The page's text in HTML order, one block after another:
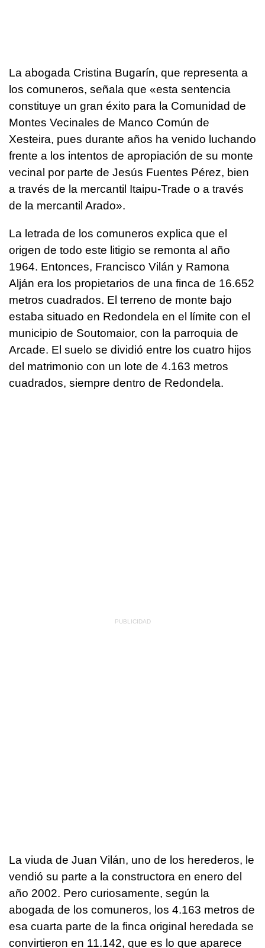
La abogada Cristina Bugarín, que representa a
los comuneros, señala que «esta sentencia
constituye un gran éxito para la Comunidad de
Montes Vecinales de Manco Común de
Xesteira, pues durante años ha venido luchando
frente a los intentos de apropiación de su monte
vecinal por parte de Jesús Fuentes Pérez, bien
a través de la mercantil Itaipu-Trade o a través
de la mercantil Arado».
La letrada de los comuneros explica que el
origen de todo este litigio se remonta al año
1964. Entonces, Francisco Vilán y Ramona
Alján era los propietarios de una finca de 16.652
metros cuadrados. El terreno de monte bajo
estaba situado en Redondela en el límite con el
municipio de Soutomaior, con la parroquia de
Arcade. El suelo se dividió entre los cuatro hijos
del matrimonio con un lote de 4.163 metros
cuadrados, siempre dentro de Redondela.
La viuda de Juan Vilán, uno de los herederos, le
vendió su parte a la constructora en enero del
año 2002. Pero curiosamente, según la
abogada de los comuneros, los 4.163 metros de
esa cuarta parte de la finca original heredada se
convirtieron en 11.142, que es lo que aparece